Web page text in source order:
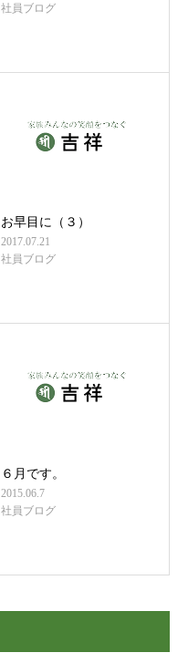
社員ブログ
お早目に（３）
2017.07.21
社員ブログ
６月です。
2015.06.7
社員ブログ